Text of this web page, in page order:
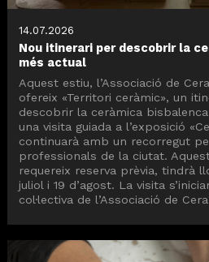
14.07.2026
Nou itinerari per descobrir la
més actual
Aquest estiu, l’Associació de
ofereix «Territori ceràmic», un
descobrir la ceràmica
una visita guiada a l’exposició
continuarà amb un recorregut
professionals de la ciutat.
requereix reserva prèvia, tindrà
juliol i 19 d’agost. La visita
col·lectiva de l’Associació de